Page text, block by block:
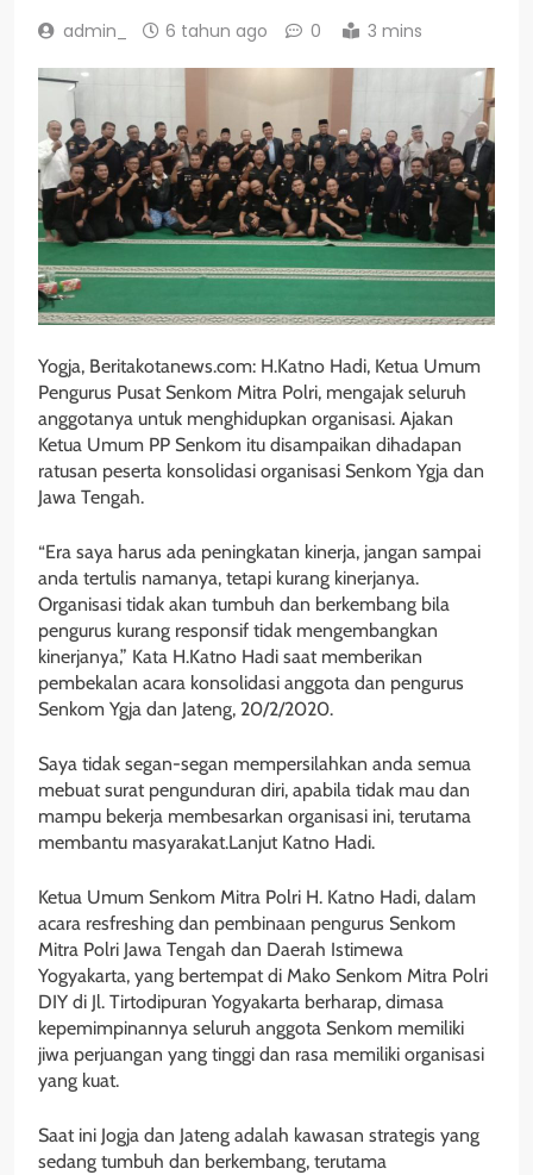
admin_ 6 tahun ago 0 3 mins
Yogja, Beritakotanews.com: H.Katno Hadi, Ketua Umum
Pengurus Pusat Senkom Mitra Polri, mengajak seluruh
anggotanya untuk menghidupkan organisasi. Ajakan
Ketua Umum PP Senkom itu disampaikan dihadapan
ratusan peserta konsolidasi organisasi Senkom Ygja dan
Jawa Tengah.
“Era saya harus ada peningkatan kinerja, jangan sampai
anda tertulis namanya, tetapi kurang kinerjanya.
Organisasi tidak akan tumbuh dan berkembang bila
pengurus kurang responsif tidak mengembangkan
kinerjanya,” Kata H.Katno Hadi saat memberikan
pembekalan acara konsolidasi anggota dan pengurus
Senkom Ygja dan Jateng, 20/2/2020.
Saya tidak segan-segan mempersilahkan anda semua
mebuat surat pengunduran diri, apabila tidak mau dan
mampu bekerja membesarkan organisasi ini, terutama
membantu masyarakat.Lanjut Katno Hadi.
Ketua Umum Senkom Mitra Polri H. Katno Hadi, dalam
acara resfreshing dan pembinaan pengurus Senkom
Mitra Polri Jawa Tengah dan Daerah Istimewa
Yogyakarta, yang bertempat di Mako Senkom Mitra Polri
DIY di Jl. Tirtodipuran Yogyakarta berharap, dimasa
kepemimpinannya seluruh anggota Senkom memiliki
jiwa perjuangan yang tinggi dan rasa memiliki organisasi
yang kuat.
Saat ini Jogja dan Jateng adalah kawasan strategis yang
sedang tumbuh dan berkembang, terutama